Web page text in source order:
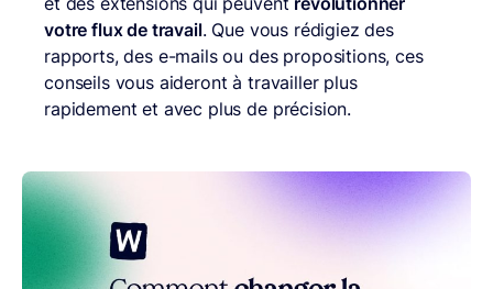
votre flux de travail. Que vous rédigiez des
rapports, des e-mails ou des propositions, ces
conseils vous aideront à travailler plus
rapidement et avec plus de précision.